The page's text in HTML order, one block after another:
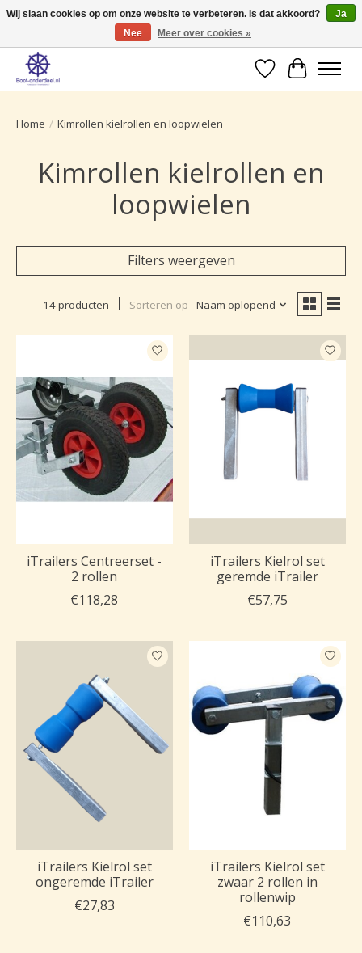
Ruime selectie producten voor uw boot onderhoud.
Verlanglijst
Home / Kimrollen kielrollen en loopwielen
Kimrollen kielrollen en
loopwielen
Filters weergeven
14 producten Sorteren op Naam oplopend
iTrailers Centreerset -
2 rollen
€118,28
iTrailers Kielrol set
geremde iTrailer
€57,75
iTrailers Kielrol set
ongeremde iTrailer
€27,83
iTrailers Kielrol set
zwaar 2 rollen in
rollenwip
€110,63
Wij slaan cookies op om onze website te verbeteren. Is dat akkoord?
Ja
Nee
Meer over cookies »